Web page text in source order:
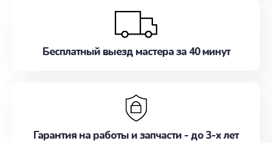
Бесплатный выезд мастера за 40 минут
Гарантия на работы и запчасти - до 3-х лет